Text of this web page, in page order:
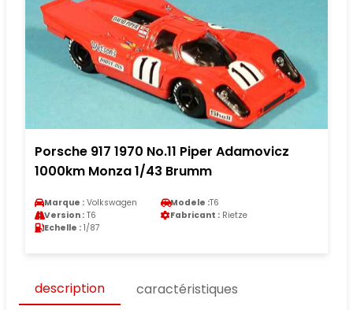
Porsche 917 1970 No.11 Piper Adamovicz
1000km Monza 1/43 Brumm
Marque : Volkswagen Modele :T6
Version : T6 Fabricant : Rietze
Echelle : 1/87
description caractéristiques